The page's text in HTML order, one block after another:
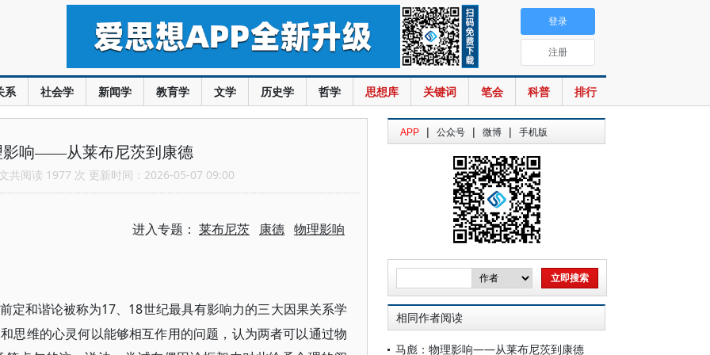
系 社会学 新闻学 教育学 文学 历史学 哲学 思想库 关键词 笔会 科普 排行
登录
注册
影响——从莱布尼茨到康德
阅读 1977 次 更新时间：2026-05-07 09:00
进入专题： 莱布尼茨 康德 物理影响
定和谐论被称为17、18世纪最具有影响力的三大因果关系学
思维的心灵何以能够相互作用的问题，认为两者可以通过物
APP | 公众号 | 微博 | 手机版
相同作者阅读
马彪：物理影响——从莱布尼茨到康德